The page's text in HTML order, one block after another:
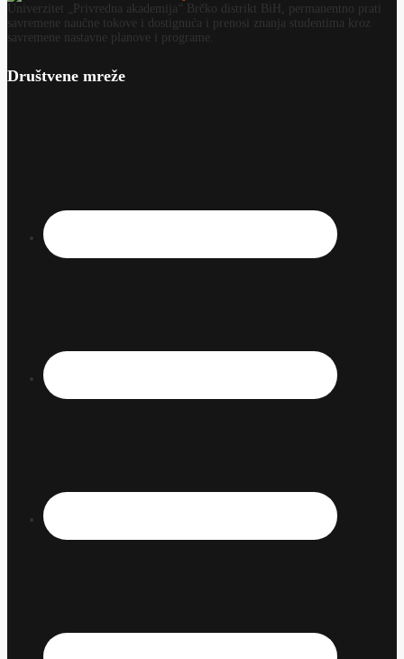
Univerzitet „Privredna akademija“ Brčko distrikt BiH, permanentno prati
savremene naučne tokove i dostignuća i prenosi znanja studentima kroz
savremene nastavne planove i programe.
Društvene mreže